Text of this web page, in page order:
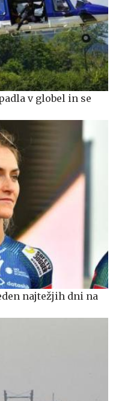
v globel in se
najtežjih dni na